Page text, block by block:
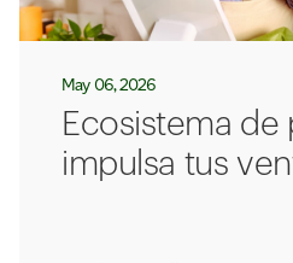
May 06, 2026
Ecosistema de
impulsa tus